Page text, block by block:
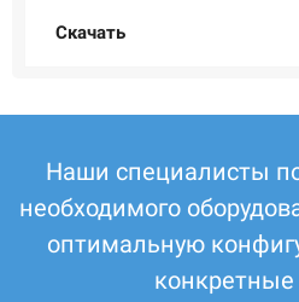
Скачать
Наши специалисты
необходимого
оптимальную
конкретные